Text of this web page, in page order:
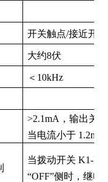
电器输出，可将
输入信号隔离并
的输出继电器进
于指示线路故障
设置输入输出同
源，并具有隔离
开关触点/接近开关
大约8伏
＜ 10kHz
>2.1mA，输出关
当电流小于
当拨动开关 K1-
“OFF”侧时，继电